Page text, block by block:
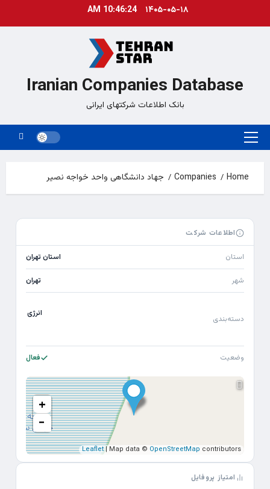
۱۴۰۵-۰۵-۱۸ 10:46:24 AM
Iranian Companies Database
بانک اطلاعات شرکتهای ایرانی
Primary
Home
Companies جهاد دانشگاهی واحد خواجه نصیر
اطلاعات شرکت
استان استان تهران
شهر تهران
دسته‌بندی
انرژی
وضعیت فعال
+
−
Leaflet| Map data © OpenStreetMap contributors
امتیاز پروفایل